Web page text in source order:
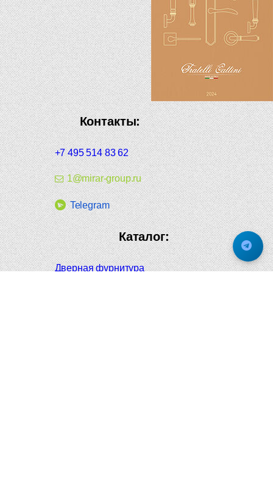
Контакты:
+7 495 514 83 62
1@mirar-group.ru
Telegram
Каталог:
Дверная фурнитура